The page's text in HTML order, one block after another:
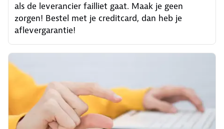
als de leverancier failliet gaat. Maak je geen
zorgen! Bestel met je creditcard, dan heb je
aflevergarantie!